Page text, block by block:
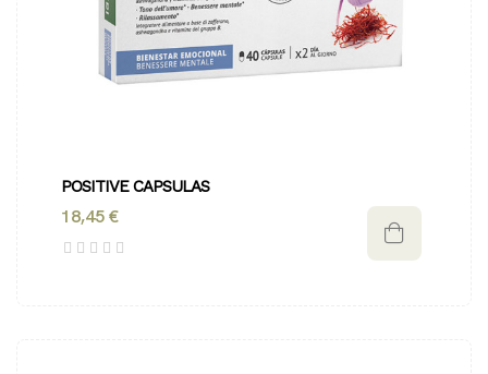
POSITIVE CAPSULAS
18,45 €